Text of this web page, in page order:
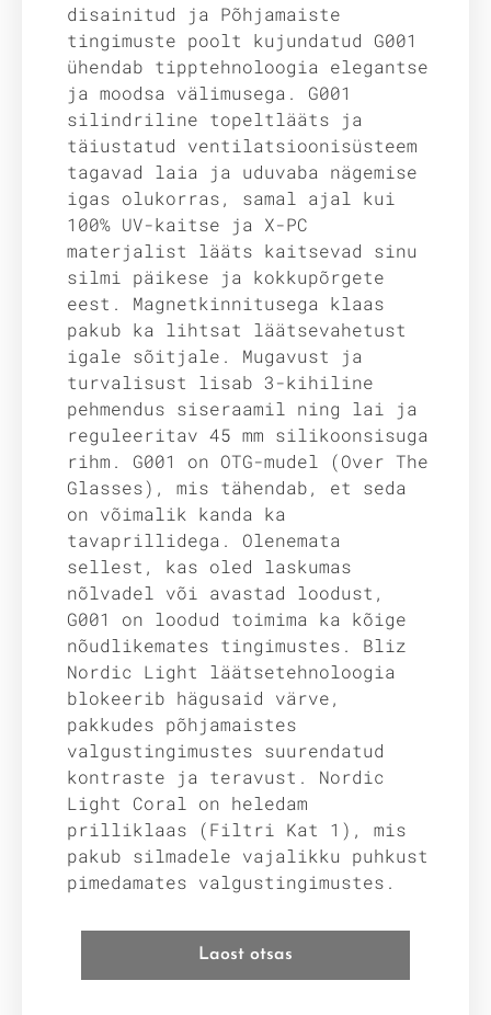
disainitud ja Põhjamaiste
tingimuste poolt kujundatud G001
ühendab tipptehnoloogia elegantse
ja moodsa välimusega. G001
silindriline topeltlääts ja
täiustatud ventilatsioonisüsteem
tagavad laia ja uduvaba nägemise
igas olukorras, samal ajal kui
100% UV-kaitse ja X-PC
materjalist lääts kaitsevad sinu
silmi päikese ja kokkupõrgete
eest. Magnetkinnitusega klaas
pakub ka lihtsat läätsevahetust
igale sõitjale. Mugavust ja
turvalisust lisab 3-kihiline
pehmendus siseraamil ning lai ja
reguleeritav 45 mm silikoonsisuga
rihm. G001 on OTG-mudel (Over The
Glasses), mis tähendab, et seda
on võimalik kanda ka
tavaprillidega. Olenemata
sellest, kas oled laskumas
nõlvadel või avastad loodust,
G001 on loodud toimima ka kõige
nõudlikemates tingimustes. Bliz
Nordic Light läätsetehnoloogia
blokeerib hägusaid värve,
pakkudes põhjamaistes
valgustingimustes suurendatud
kontraste ja teravust. Nordic
Light Coral on heledam
prilliklaas (Filtri Kat 1), mis
pakub silmadele vajalikku puhkust
pimedamates valgustingimustes.
Laost otsas